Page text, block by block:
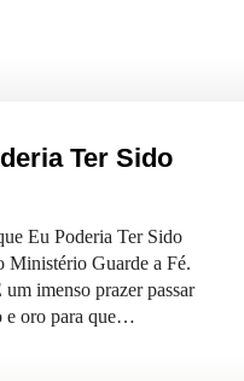
Ter Sido
Eu Poderia Ter Sido
Ministério Guarde a Fé.
imenso prazer passar
e oro para que…